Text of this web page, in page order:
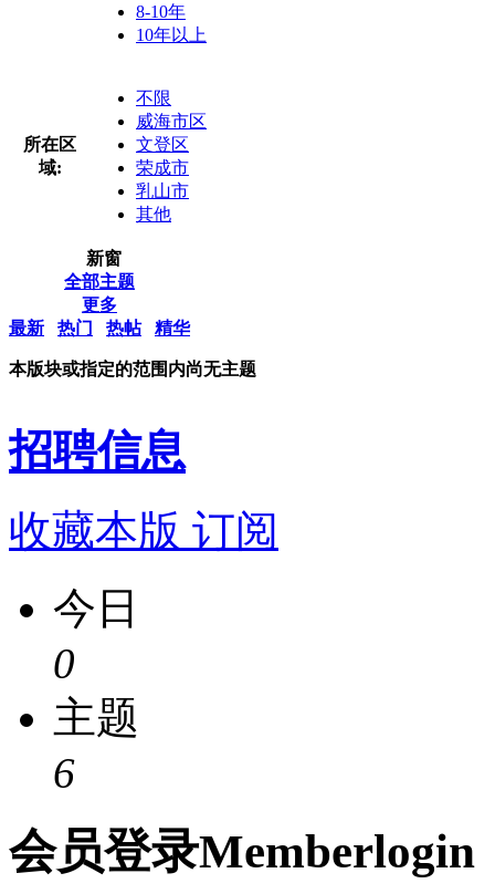
8-10年
10年以上
所在区
域:
不限
威海市区
文登区
荣成市
乳山市
其他
新窗
全部主题
更多
最新
热门 热帖 精华
本版块或指定的范围内尚无主题
招聘信息
收藏本版 订阅
今日
0
主题
6
会员登录Memberlogin